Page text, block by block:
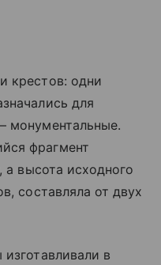
крестов: одни
для
монументальные.
фрагмент
а высота исходного
составляла от двух
в